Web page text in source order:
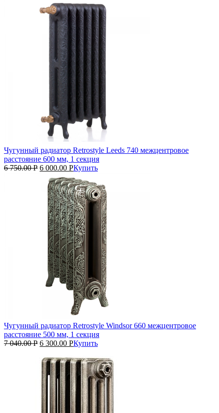
Чугунный радиатор Retrostyle Leeds 740 межцентровое
расстояние 600 мм, 1 секция
6 750.00Р 6 000.00 РКупить
Чугунный радиатор Retrostyle Windsor 660 межцентровое
расстояние 500 мм, 1 секция
7 040.00Р 6 300.00 РКупить